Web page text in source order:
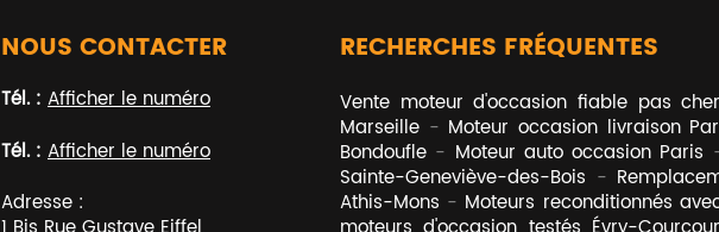
NOUS CONTACTER
Tél. : Afficher le numéro
Tél. : Afficher le numéro
Adresse :
RECHERCHES FRÉQUENTES
Vente moteur d'occasion fiable pas
Marseille
Moteur occasion livraison
Bondoufle
Moteur auto occasion Paris
Sainte-Geneviève-des-Bois
Athis-Mons
Moteurs reconditionnés